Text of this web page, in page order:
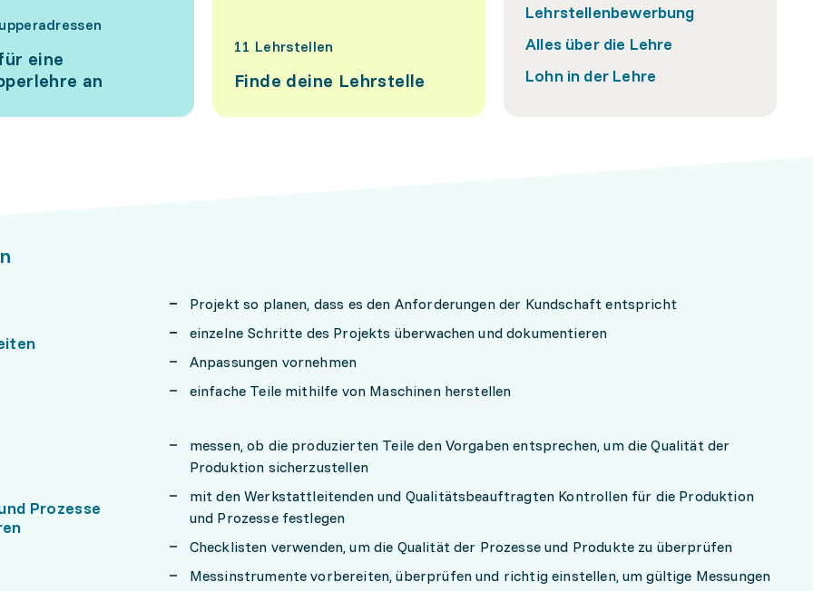
eine
an
11 Lehrstellen
Finde deine Lehrstelle
Lehrstellenbewerbung
Alles über die Lehre
Lohn in der Lehre
Projekt so planen, dass es den Anforderungen der Kundschaft entspricht
einzelne Schritte des Projekts überwachen und dokumentieren
Anpassungen vornehmen
einfache Teile mithilfe von Maschinen herstellen
Prozesse
messen, ob die produzierten Teile den Vorgaben entsprechen, um die Qualität der
Produktion sicherzustellen
mit den Werkstattleitenden und Qualitätsbeauftragten Kontrollen für die Produktion
und Prozesse festlegen
Checklisten verwenden, um die Qualität der Prozesse und Produkte zu überprüfen
Messinstrumente vorbereiten, überprüfen und richtig einstellen, um gültige Messungen